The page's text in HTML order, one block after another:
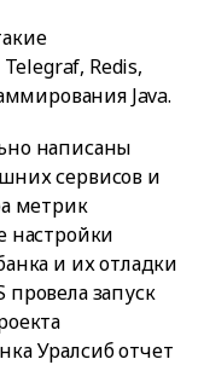
Redis,
Java.
написаны
сервисов и
метрик
настройки
и их отладки
запуск
Уралсиб отчет